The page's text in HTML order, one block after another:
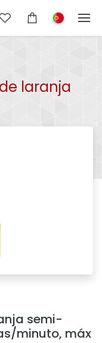
laranja
semi-
minuto, máx